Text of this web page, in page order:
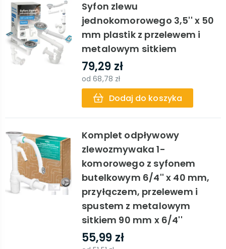
Syfon zlewu
jednokomorowego 3,5'' x 50
mm plastik z przelewem i
metalowym sitkiem
79,29 zł
od68,78 zł
Dodaj do koszyka
Komplet odpływowy
zlewozmywaka 1-
komorowego z syfonem
butelkowym 6/4'' x 40 mm,
przyłączem, przelewem i
spustem z metalowym
sitkiem 90 mm x 6/4''
55,99 zł